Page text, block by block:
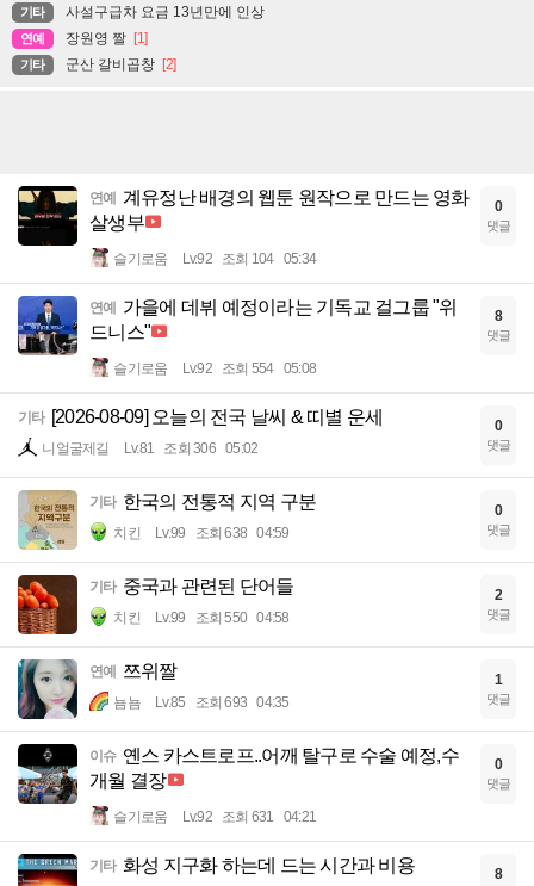
기타 사설구급차 요금 13년만에 인상
연예 장원영 짤 [1]
기타 군산 갈비곱창 [2]
연예 계유정난 배경의 웹툰 원작으로 만드는 영화
살생부
슬기로움 Lv.92 조회 104 05:34
0
댓글
연예 가을에 데뷔 예정이라는 기독교 걸그룹 "위
드니스"
슬기로움 Lv.92 조회 554 05:08
8
댓글
기타 [2026-08-09] 오늘의 전국 날씨 & 띠별 운세
니얼굴제길 Lv.81 조회 306 05:02
0
댓글
기타 한국의 전통적 지역 구분
치킨 Lv.99 조회 638 04:59
0
댓글
기타 중국과 관련된 단어들
치킨 Lv.99 조회 550 04:58
2
댓글
연예 쯔위짤
뇸뇸 Lv.85 조회 693 04:35
1
댓글
이슈 옌스 카스트로프..어깨 탈구로 수술 예정,수
개월 결장
슬기로움 Lv.92 조회 631 04:21
0
댓글
기타 화성 지구화 하는데 드는 시간과 비용 8